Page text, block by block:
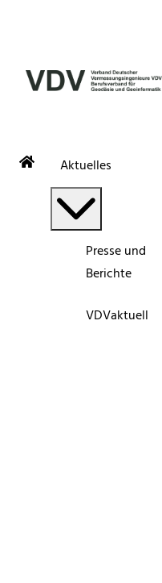
Aktuelles
Presse und
Berichte
VDVaktuell